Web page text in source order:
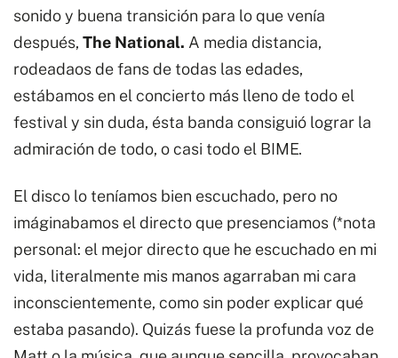
sonido y buena transición para lo que venía
después, The National. A media distancia,
rodeadaos de fans de todas las edades,
estábamos en el concierto más lleno de todo el
festival y sin duda, ésta banda consiguió lograr la
admiración de todo, o casi todo el BIME.
El disco lo teníamos bien escuchado, pero no
imáginabamos el directo que presenciamos (*nota
personal: el mejor directo que he escuchado en mi
vida, literalmente mis manos agarraban mi cara
inconscientemente, como sin poder explicar qué
estaba pasando). Quizás fuese la profunda voz de